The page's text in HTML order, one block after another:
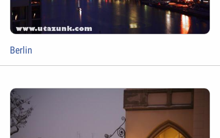
Berlin